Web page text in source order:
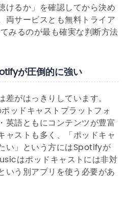
けるか」を確認してから決め
両サービスとも無料トライア
みるのが最も確実な判断方法
が圧倒的に強い
がはっきりしています。
ッドキャストプラットフォ
英語ともにコンテンツが豊富
ャストも多く、「ポッドキャ
い」という方にはSpotifyが
はポッドキャストには非対
う別アプリを使う必要があ